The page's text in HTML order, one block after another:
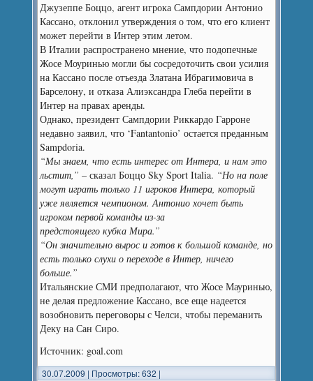
Джузеппе Боццо, агент игрока Сампдории Антонио
Кассано, отклонил утверждения о том, что его клиент
может перейти в Интер этим летом.
В Италии распространено мнение, что подопечные
Жосе Моуринью могли бы сосредоточить свои усилия
на Кассано после отъезда Златана Ибрагимовича в
Барселону, и отказа Алиэксандра Глеба перейти в
Интер на правах аренды.
Однако, президент Сампдории Риккардо Гарроне
недавно заявил, что ‘Fantantonio’ остается преданным
Sampdoria.
“Мы знаем, что есть интерес от Интера, и нам это
льстит,” – сказал Боццо Sky Sport Italia. “Но на поле
могут играть только 11 игроков Интера, который
уже является чемпионом. Антонио хочет быть
игроком первой команды из-за
предстоящего кубка Мира.”
“Он значительно вырос и готов к большой команде, но
есть только слухи о переходе в Интер, ничего
больше.”
Итальянские СМИ предполагают, что Жосе Мауринью,
не делая предложение Кассано, все еще надеется
возобновить переговоры с Челси, чтобы переманить
Деку на Сан Сиро.
Источник: goal.com
30.07.2009 | Просмотры: 632 |